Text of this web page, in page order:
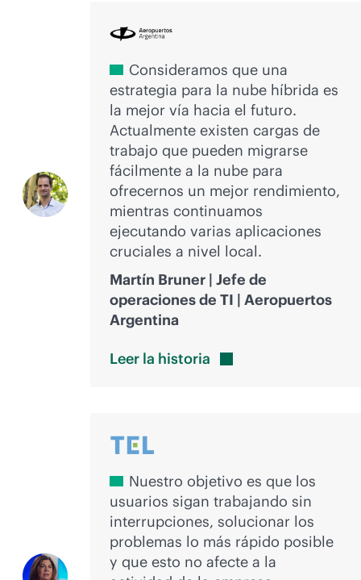
Consideramos que una
estrategia para la nube híbrida es
la mejor vía hacia el futuro.
Actualmente existen cargas de
trabajo que pueden migrarse
fácilmente a la nube para
ofrecernos un mejor rendimiento,
mientras continuamos
ejecutando varias aplicaciones
cruciales a nivel local.
Martín Bruner | Jefe de
operaciones de TI | Aeropuertos
Argentina
Leer la historia
Nuestro objetivo es que los
usuarios sigan trabajando sin
interrupciones, solucionar los
problemas lo más rápido posible
y que esto no afecte a la